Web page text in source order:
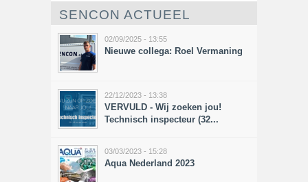
SENCON ACTUEEL
02/09/2025 - 13:55
Nieuwe collega: Roel Vermaning
22/12/2023 - 13:38
VERVULD - Wij zoeken jou!
Technisch inspecteur (32...
03/03/2023 - 15:28
Aqua Nederland 2023